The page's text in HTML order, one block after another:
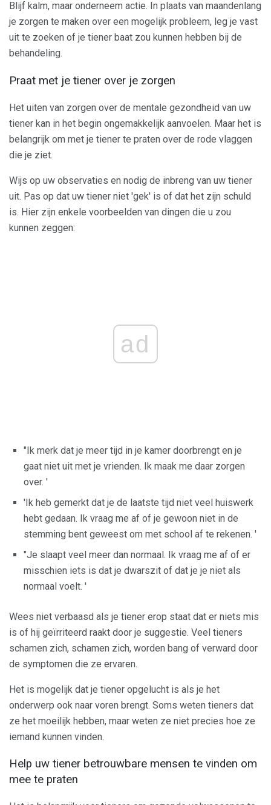
Blijf kalm, maar onderneem actie. In plaats van maandenlang
je zorgen te maken over een mogelijk probleem, leg je vast
uit te zoeken of je tiener baat zou kunnen hebben bij de
behandeling.
Praat met je tiener over je zorgen
Het uiten van zorgen over de mentale gezondheid van uw
tiener kan in het begin ongemakkelijk aanvoelen. Maar het is
belangrijk om met je tiener te praten over de rode vlaggen
die je ziet.
Wijs op uw observaties en nodig de inbreng van uw tiener
uit. Pas op dat uw tiener niet 'gek' is of dat het zijn schuld
is. Hier zijn enkele voorbeelden van dingen die u zou
kunnen zeggen:
ad
"Ik merk dat je meer tijd in je kamer doorbrengt en je
gaat niet uit met je vrienden. Ik maak me daar zorgen
over. '
'Ik heb gemerkt dat je de laatste tijd niet veel huiswerk
hebt gedaan. Ik vraag me af of je gewoon niet in de
stemming bent geweest om met school af te rekenen. '
"Je slaapt veel meer dan normaal. Ik vraag me af of er
misschien iets is dat je dwarszit of dat je je niet als
normaal voelt. '
Wees niet verbaasd als je tiener erop staat dat er niets mis
is of hij geïrriteerd raakt door je suggestie. Veel tieners
schamen zich, schamen zich, worden bang of verward door
de symptomen die ze ervaren.
Het is mogelijk dat je tiener opgelucht is als je het
onderwerp ook naar voren brengt. Soms weten tieners dat
ze het moeilijk hebben, maar weten ze niet precies hoe ze
iemand kunnen vinden.
Help uw tiener betrouwbare mensen te vinden om
mee te praten